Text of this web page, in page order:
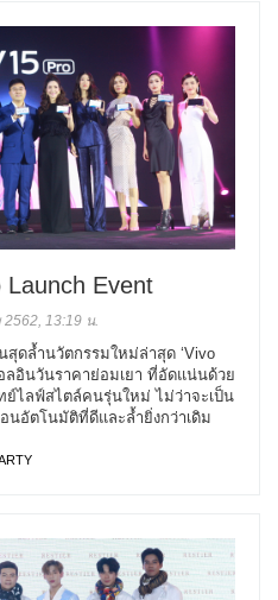
Launch Event
13:19 น.
สุดล้ำนวัตกรรมใหม่ล่าสุด ‘Vivo
ลอินวันราคาย่อมเยา ที่อัดแน่นด้วย
ย์ไลฟ์สไตล์คนรุ่นใหม่ ไม่ว่าจะเป็น
นอัตโนมัติที่ดีและล้ำยิ่งกว่าเดิม